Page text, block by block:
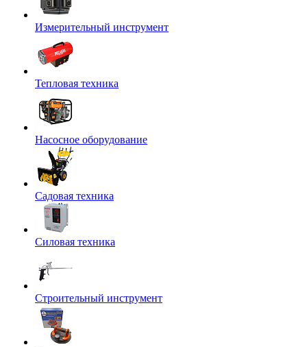
Измерительный инструмент
Тепловая техника
Насосное оборудование
Садовая техника
Силовая техника
Строительный инструмент